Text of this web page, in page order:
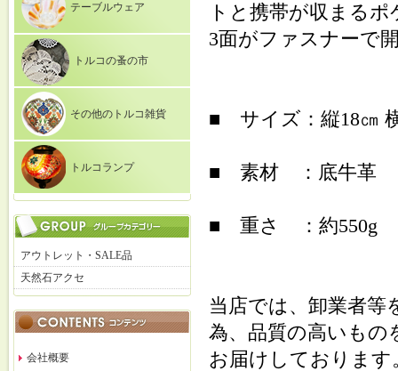
テーブルウェア
トルコの蚤の市
その他のトルコ雑貨
トルコランプ
アウトレット・SALE品
天然石アクセ
会社概要
トと携帯が収まる
3面がファスナーで
■ サイズ：縦18㎝
■ 素材 ：底牛革
■ 重さ ：約550g
当店では、卸業者等
為、品質の高いもの
お届けしております